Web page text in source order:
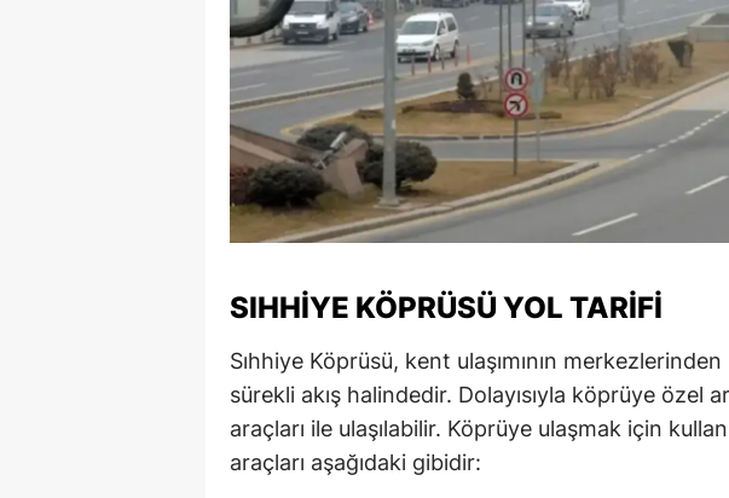
SIHHIYE KÖPRÜSÜ YOL TARIFI
Sıhhiye Köprüsü, kent ulaşımının
sürekli akış halindedir. Dolayısıyla köprüye özel
araçları ile ulaşılabilir. Köprüye ulaşmak için
araçları aşağıdaki gibidir: